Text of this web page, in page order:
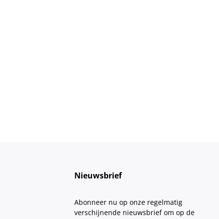
Nieuwsbrief
Abonneer nu op onze regelmatig
verschijnende nieuwsbrief om op de